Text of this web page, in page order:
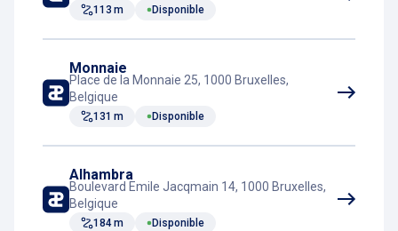
Toilettes
Correspondance tram
113 m Disponible
Monnaie
Place de la Monnaie 25, 1000 Bruxelles,
Belgique
131 m Disponible
Alhambra
Boulevard Emile Jacqmain 14, 1000 Bruxelles,
Belgique
184 m Disponible